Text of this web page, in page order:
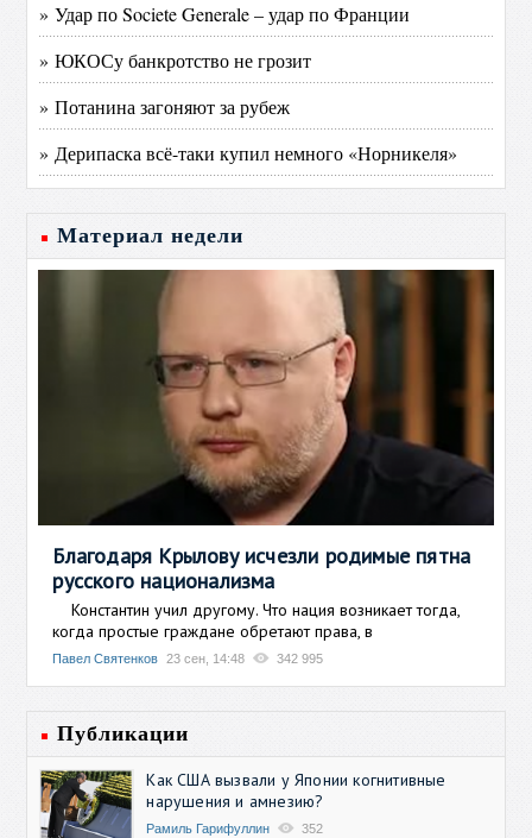
» Удар по Societe Generale – удар по Франции
» ЮКОСу банкротство не грозит
» Потанина загоняют за рубеж
» Дерипаска всё-таки купил немного «Норникеля»
Материал недели
Благодаря Крылову исчезли родимые пятна
русского национализма
Константин учил другому. Что нация возникает тогда,
когда простые граждане обретают права, в
Павел Святенков 23 сен, 14:48 342 995
Публикации
Как США вызвали у Японии когнитивные
нарушения и амнезию?
Рамиль Гарифуллин 352